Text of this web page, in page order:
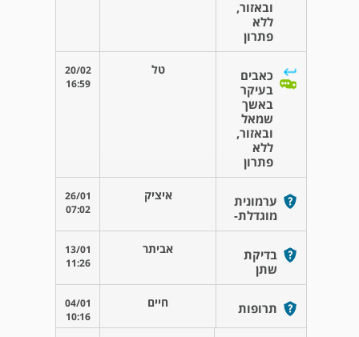
ובאזור,
ללא
פתרון
כאבים
בעיקר
באשך
שמאל
ובאזור,
ללא
פתרון
טל
20/02
16:59
ערמונית
מוגדלת-
איציק
26/01
07:02
בדיקת
שתן
אביתר
13/01
11:26
תרופות חיים
04/01
10:16